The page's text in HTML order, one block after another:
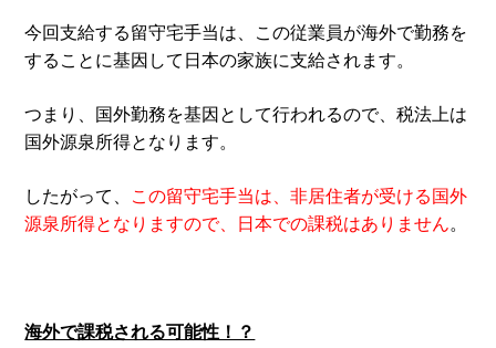
今回支給する留守宅手当は、この従業員が海外で勤務を
することに基因して日本の家族に支給されます。
つまり、国外勤務を基因として行われるので、税法上は
国外源泉所得となります。
したがって、 この留守宅手当は、非居住者が受ける国外
源泉所得となりますので、日本での課税はありません。
海外で課税される可能性！？